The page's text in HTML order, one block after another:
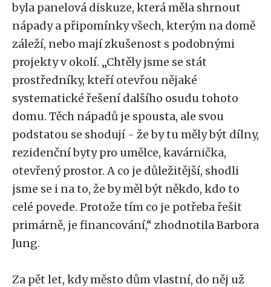
byla panelová diskuze, která měla shrnout
nápady a připomínky všech, kterým na domě
záleží, nebo mají zkušenost s podobnými
projekty v okolí. „Chtěly jsme se stát
prostředníky, kteří otevřou nějaké
systematické řešení dalšího osudu tohoto
domu. Těch nápadů je spousta, ale svou
podstatou se shodují - že by tu měly být dílny,
rezidenční byty pro umělce, kavárnička,
otevřený prostor. A co je důležitější, shodli
jsme se i na to, že by měl být někdo, kdo to
celé povede. Protože tím co je potřeba řešit
primárně, je financování,“ zhodnotila Barbora
Jung.
Za pět let, kdy město dům vlastní, do něj už